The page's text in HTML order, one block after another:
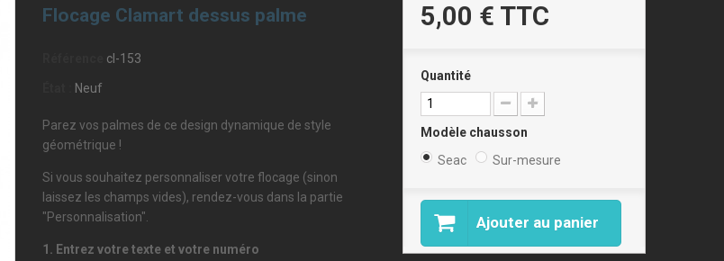
Flocage Clamart dessus palme
cl-153
Neuf
Parez vos palmes de ce design dynamique de style
géométrique !
Si vous souhaitez personnaliser votre flocage (sinon
laissez les champs vides), rendez-vous dans la partie
"Personnalisation".
1. Entrez votre texte et votre numéro
5,00 € TTC
Quantité
Modèle chausson
Seac
Sur-mesure
Ajouter au panier